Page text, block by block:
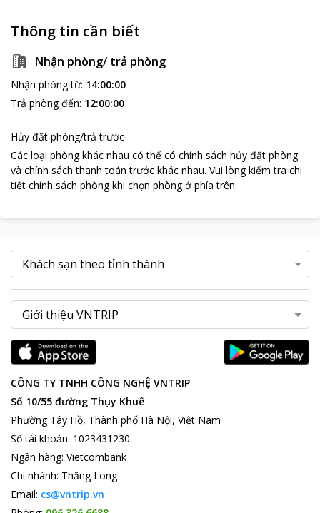
Thông tin cần biết
Nhận phòng/ trả phòng
Nhận phòng từ: 14:00:00
Trả phòng đến: 12:00:00
Hủy đặt phòng/trả trước
Các loại phòng khác nhau có thể có chính sách hủy đặt phòng
và chính sách thanh toán trước khác nhau. Vui lòng kiểm tra chi
tiết chính sách phòng khi chọn phòng ở phía trên
CÔNG TY TNHH CÔNG NGHỆ VNTRIP
Số 10/55 đường Thụy Khuê
Phường Tây Hồ, Thành phố Hà Nội, Việt Nam
Số tài khoản: 1023431230
Ngân hàng: Vietcombank
Chi nhánh: Thăng Long
Email: cs@vntrip.vn